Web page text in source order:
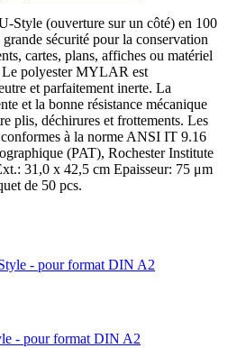
Style (ouverture sur un côté) en 100
sécurité pour la conservation
cartes, plans, affiches ou matériel
polyester MYLAR est
et parfaitement inerte. La
et la bonne résistance mécanique
plis, déchirures et frottements. Les
à la norme ANSI IT 9.16
(PAT), Rochester Institute
31,0 x 42,5 cm Epaisseur: 75 μm
de 50 pcs.
- pour format DIN A2